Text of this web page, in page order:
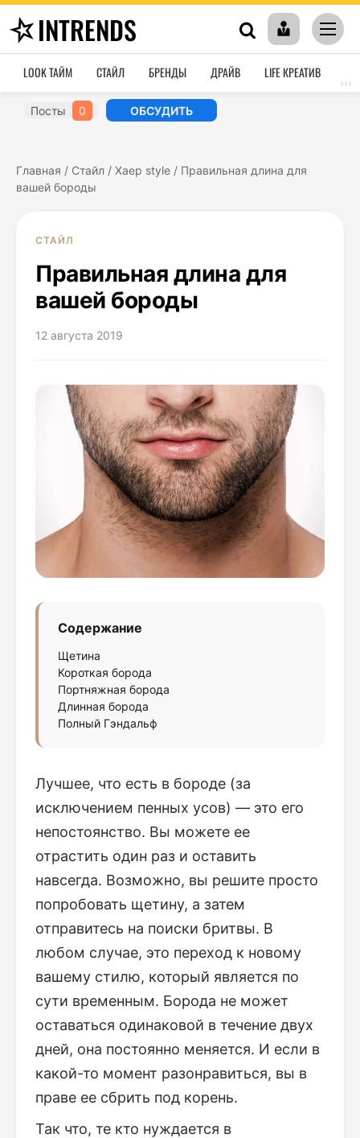
INTRENDS
LOOK ТАЙМ СТАЙЛ БРЕНДЫ ДРАЙВ LIFE КРЕАТИВ
›››
Посты 0 ОБСУДИТЬ
Главная / Стайл / Хаер style / Правильная длина для
вашей бороды
СТАЙЛ
Правильная длина для
вашей бороды
12 августа 2019
Содержание
Щетина
Короткая борода
Портняжная борода
Длинная борода
Полный Гэндальф
Лучшее, что есть в бороде (за
исключением пенных усов) — это его
непостоянство. Вы можете ее
отрастить один раз и оставить
навсегда. Возможно, вы решите просто
попробовать щетину, а затем
отправитесь на поиски бритвы. В
любом случае, это переход к новому
вашему стилю, который является по
сути временным. Борода не может
оставаться одинаковой в течение двух
дней, она постоянно меняется. И если в
какой-то момент разонравиться, вы в
праве ее сбрить под корень.
Так что, те кто нуждается в